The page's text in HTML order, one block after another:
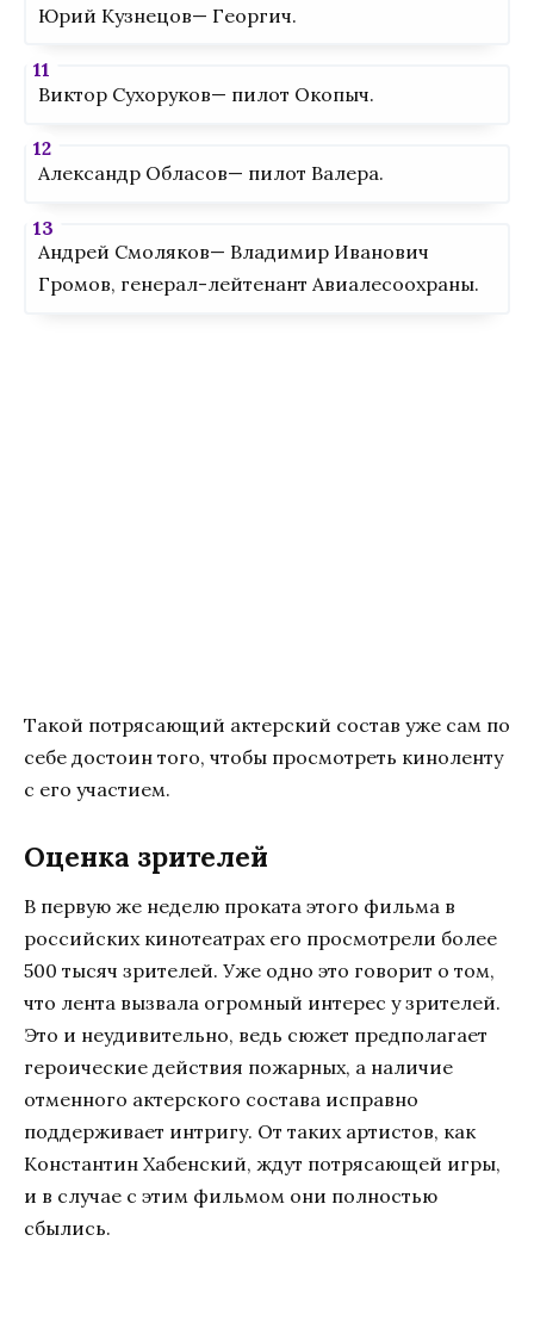
Юрий Кузнецов— Георгич.
Виктор Сухоруков— пилот Окопыч.
Александр Обласов— пилот Валера.
Андрей Смоляков— Владимир Иванович
Громов, генерал-лейтенант Авиалесоохраны.
Такой потрясающий актерский состав уже сам по
себе достоин того, чтобы просмотреть киноленту
с его участием.
Оценка зрителей
В первую же неделю проката этого фильма в
российских кинотеатрах его просмотрели более
500 тысяч зрителей. Уже одно это говорит о том,
что лента вызвала огромный интерес у зрителей.
Это и неудивительно, ведь сюжет предполагает
героические действия пожарных, а наличие
отменного актерского состава исправно
поддерживает интригу. От таких артистов, как
Константин Хабенский, ждут потрясающей игры,
и в случае с этим фильмом они полностью
сбылись.